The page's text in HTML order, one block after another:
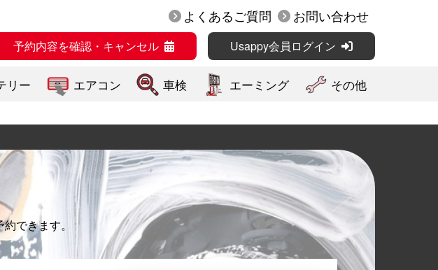
よくあるご質問 お問い合わせ
予約内容を確認・キャンセル Usappy会員ログイン
リー エアコン 車検 エーミング その他
できます。